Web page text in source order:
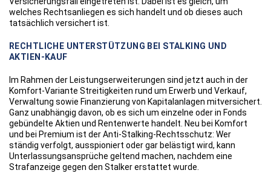
welches Rechtsanliegen es sich handelt und ob dieses auch
tatsächlich versichert ist.
RECHTLICHE UNTERSTÜTZUNG BEI STALKING UND
AKTIEN-KAUF
Im Rahmen der Leistungserweiterungen sind jetzt auch in der
Komfort-Variante Streitigkeiten rund um Erwerb und Verkauf,
Verwaltung sowie Finanzierung von Kapitalanlagen mitversichert.
Ganz unabhängig davon, ob es sich um einzelne oder in Fonds
gebündelte Aktien und Rentenwerte handelt. Neu bei Komfort
und bei Premium ist der Anti-Stalking-Rechtsschutz: Wer
ständig verfolgt, ausspioniert oder gar belästigt wird, kann
Unterlassungsansprüche geltend machen, nachdem eine
Strafanzeige gegen den Stalker erstattet wurde.